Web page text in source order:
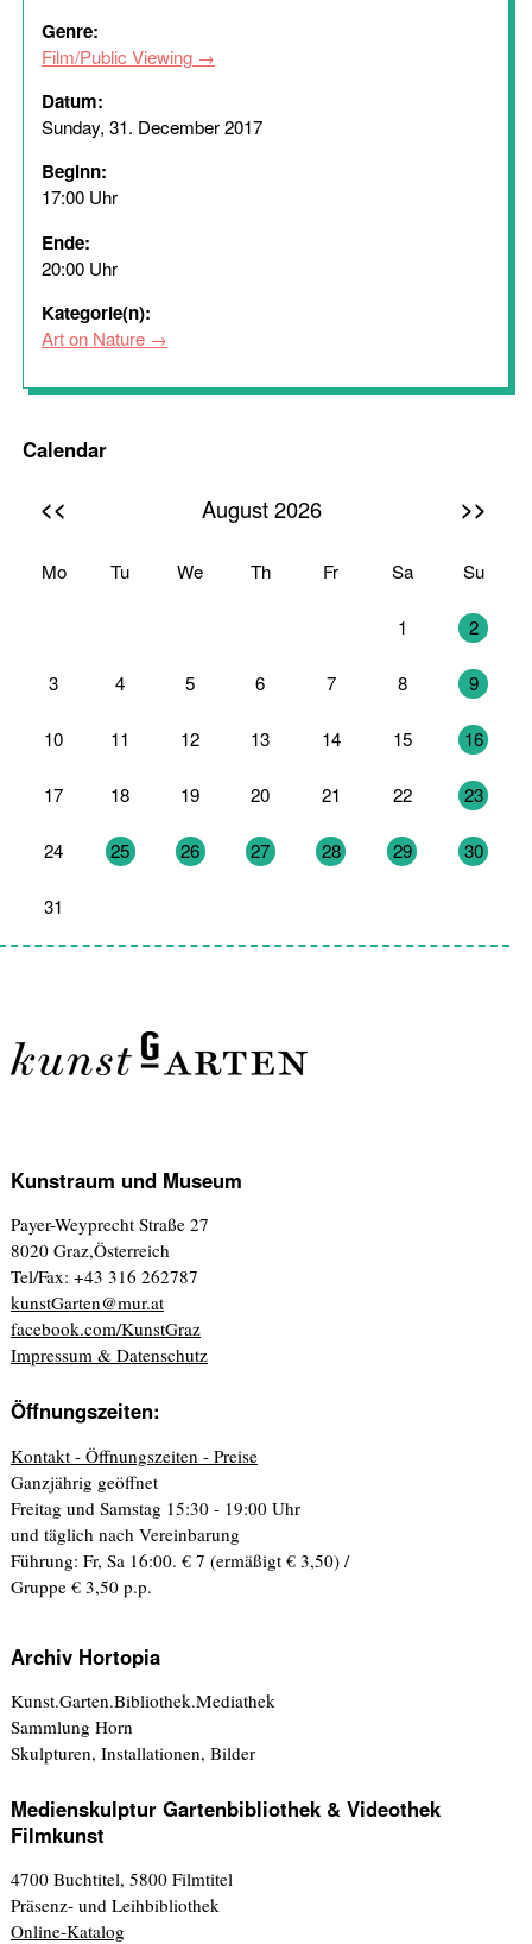
Genre:
Film/Public Viewing
Datum:
Sunday, 31. December 2017
Beginn:
17:00 Uhr
Ende:
20:00 Uhr
Kategorie(n):
Art on Nature
Calendar
<< August 2026 >>
Mo Tu We Th Fr Sa Su
1 2
3 4 5 6 7 8 9
10 11 12 13 14 15 16
17 18 19 20 21 22 23
24 25 26 27 28 29 30
31
Kunstraum und Museum
Payer-Weyprecht Straße 27
8020 Graz,Österreich
Tel/Fax: +43 316 262787
kunstGarten@mur.at
facebook.com/KunstGraz
Impressum & Datenschutz
Öffnungszeiten:
Kontakt - Öffnungszeiten - Preise
Ganzjährig geöffnet
Freitag und Samstag 15:30 - 19:00 Uhr
und täglich nach Vereinbarung
Führung: Fr, Sa 16:00. € 7 (ermäßigt € 3,50) /
Gruppe € 3,50 p.p.
Archiv Hortopia
Kunst.Garten.Bibliothek.Mediathek
Sammlung Horn
Skulpturen, Installationen, Bilder
Medienskulptur Gartenbibliothek & Videothek
Filmkunst
4700 Buchtitel, 5800 Filmtitel
Präsenz- und Leihbibliothek
Online-Katalog